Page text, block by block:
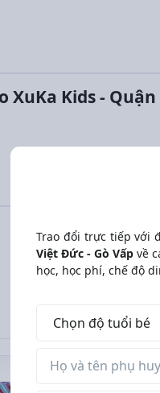
Kids - Quận
Trao đổi trực tiếp với
Việt Đức - Gò Vấp về
học, học phí, chế độ